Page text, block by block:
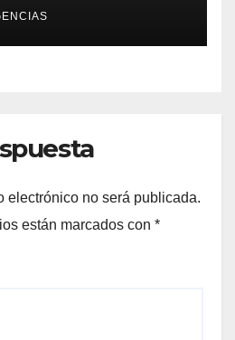
electrónico no será publicada.
están marcados con *